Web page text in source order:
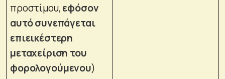
προστίμου,εφόσον
αυτό συνεπάγεται
επιεικέστερη
μεταχείριση του
φορολογούμενου)